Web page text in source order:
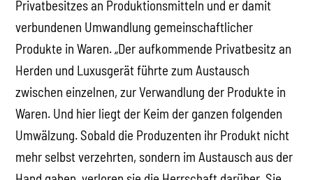
Privatbesitzes an Produktionsmitteln und er damit
verbundenen Umwandlung gemeinschaftlicher
Produkte in Waren. „Der aufkommende Privatbesitz an
Herden und Luxusgerät führte zum Austausch
zwischen einzelnen, zur Verwandlung der Produkte in
Waren. Und hier liegt der Keim der ganzen folgenden
Umwälzung. Sobald die Produzenten ihr Produkt nicht
mehr selbst verzehrten, sondern im Austausch aus der